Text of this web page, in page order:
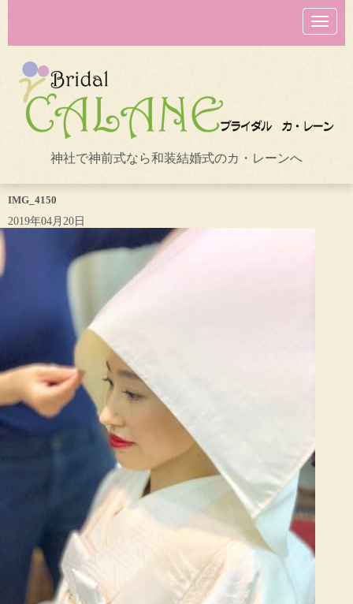
N
a
v
o
n
神社で神前式なら和装結婚式のカ・レーンへ
IMG_4150
2019年04月20日